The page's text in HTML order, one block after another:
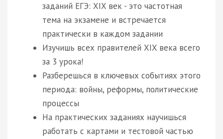
заданий ЕГЭ: XIX век - это частотная
тема на экзамене и встречается
практически в каждом задании
Изучишь всех правителей XIX века всего
за 3 урока!
Разберешься в ключевых событиях этого
периода: войны, реформы, политические
процессы
На практических заданиях научишься
работать с картами и тестовой частью